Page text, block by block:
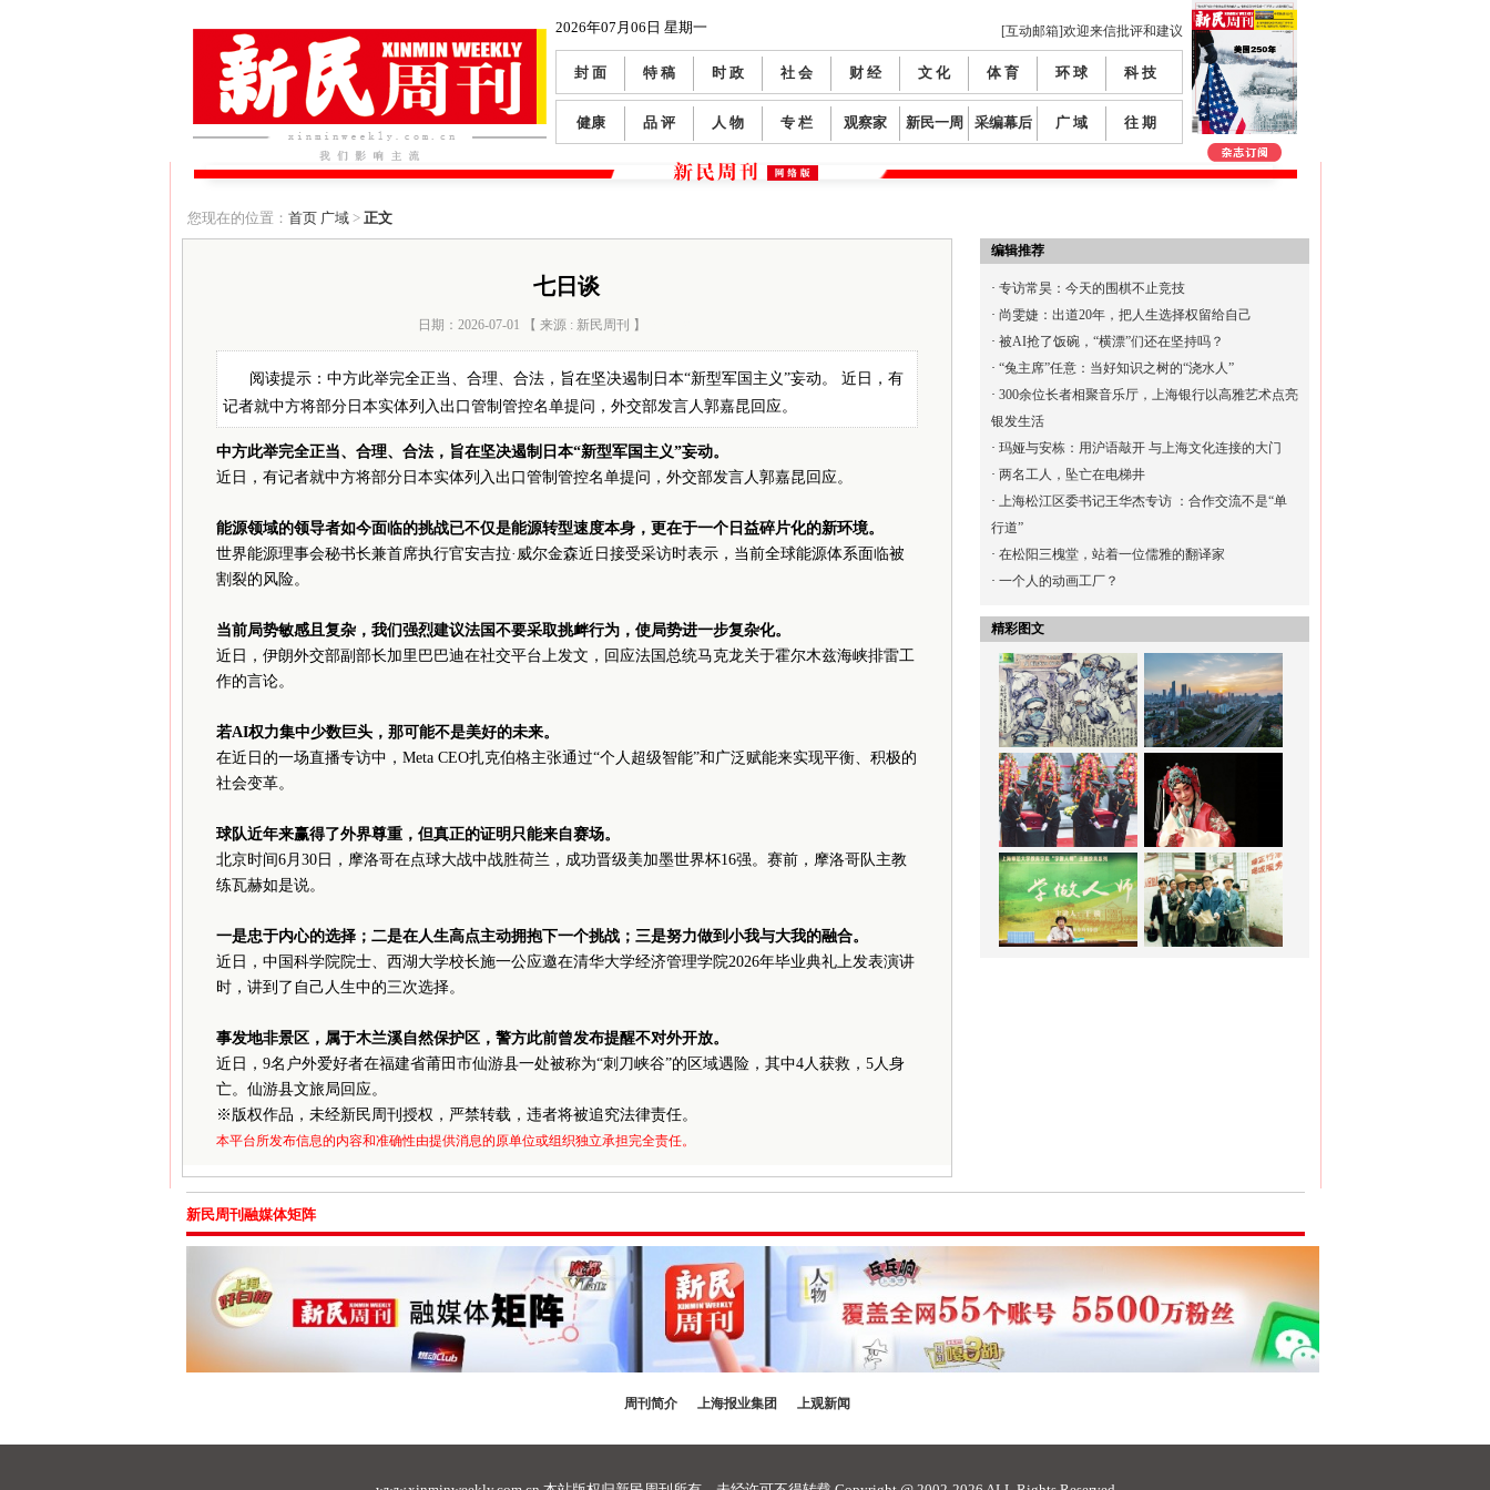
2026年07月06日 星期一 [互动邮箱]欢迎来信批评和建议
封 面 特 稿 时 政 社 会 财 经 文 化 体 育 环 球 科 技
健康 品 评 人 物 专 栏 观察家 新民一周 采编幕后 广 域 往 期
您现在的位置： 首页 广域> 正文
七日谈
日期：2026-07-01 【 来源 : 新民周刊 】
阅读提示：中方此举完全正当、合理、合法，旨在坚决遏制日本“新型军国主义”妄动。 近日，有
记者就中方将部分日本实体列入出口管制管控名单提问，外交部发言人郭嘉昆回应。
中方此举完全正当、合理、合法，旨在坚决遏制日本“新型军国主义”妄动。
近日，有记者就中方将部分日本实体列入出口管制管控名单提问，外交部发言人郭嘉昆回应。
能源领域的领导者如今面临的挑战已不仅是能源转型速度本身，更在于一个日益碎片化的新环境。
世界能源理事会秘书长兼首席执行官安吉拉·威尔金森近日接受采访时表示，当前全球能源体系面临被
割裂的风险。
当前局势敏感且复杂，我们强烈建议法国不要采取挑衅行为，使局势进一步复杂化。
近日，伊朗外交部副部长加里巴巴迪在社交平台上发文，回应法国总统马克龙关于霍尔木兹海峡排雷工
作的言论。
若AI权力集中少数巨头，那可能不是美好的未来。
在近日的一场直播专访中， Meta CEO扎克伯格主张通过“个人超级智能”和广泛赋能来实现平衡、积极的
社会变革。
球队近年来赢得了外界尊重，但真正的证明只能来自赛场。
北京时间6月 30日，摩洛哥在点球大战中战胜荷兰，成功晋级美加墨世界杯16强。赛前，摩洛哥队主教
练瓦赫如是说。
一是忠于内心的选择；二是在人生高点主动拥抱下一个挑战；三是努力做到小我与大我的融合。
近日，中国科学院院士、西湖大学校长施一公应邀在清华大学经济管理学院2026年毕业典礼上发表演讲
时，讲到了自己人生中的三次选择。
事发地非景区，属于木兰溪自然保护区，警方此前曾发布提醒不对外开放。
近日， 9名户外爱好者在福建省莆田市仙游县一处被称为“刺刀峡谷”的区域遇险，其中4人获救， 5人身
亡。仙游县文旅局回应。
※ 版权作品，未经新民周刊授权，严禁转载，违者将被追究法律责任。
本平台所发布信息的内容和准确性由提供消息的原单位或组织独立承担完全责任。
编辑推荐
· 专访常昊：今天的围棋不止竞技
· 尚雯婕：出道20年，把人生选择权留给自己
· 被AI抢了饭碗，“横漂”们还在坚持吗？
· “兔主席”任意：当好知识之树的“浇水人”
· 300余位长者相聚音乐厅，上海银行以高雅艺术点亮
银发生活
· 玛娅与安栋：用沪语敲开 与上海文化连接的大门
· 两名工人，坠亡在电梯井
· 上海松江区委书记王华杰专访 ：合作交流不是“单
行道”
· 在松阳三槐堂，站着一位儒雅的翻译家
· 一个人的动画工厂？
精彩图文
新民周刊融媒体矩阵
周刊简介 上海报业集团 上观新闻